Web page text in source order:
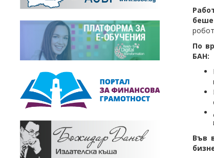
беше
По
БАН:
Във